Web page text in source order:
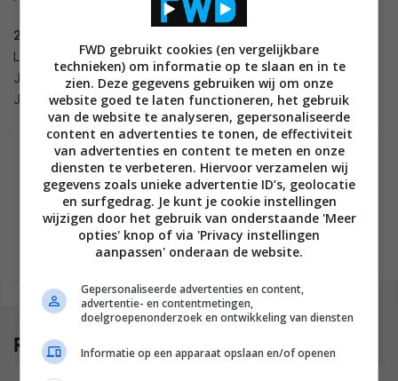
2015:
LED LCD:
JS9000
JS9500
GESCHREVEN DOOR
MARTIJN CHEL
REAGEREN REACTIES (5)
Reacties(5)
FWD gebruikt cookies (en vergelijkbare
technieken) om informatie op te slaan en in te
zien. Deze gegevens gebruiken wij om onze
website goed te laten functioneren, het gebruik
van de website te analyseren, gepersonaliseerde
content en advertenties te tonen, de effectiviteit
van advertenties en content te meten en onze
diensten te verbeteren. Hiervoor verzamelen wij
gegevens zoals unieke advertentie ID’s, geolocatie
en surfgedrag. Je kunt je cookie instellingen
wijzigen door het gebruik van onderstaande 'Meer
opties' knop of via 'Privacy instellingen
aanpassen' onderaan de website.
Gepersonaliseerde advertenties en content,
advertentie- en contentmetingen,
doelgroepenonderzoek en ontwikkeling van diensten
Informatie op een apparaat opslaan en/of openen